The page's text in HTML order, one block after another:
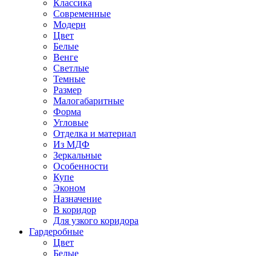
Классика
Современные
Модерн
Цвет
Белые
Венге
Светлые
Темные
Размер
Малогабаритные
Форма
Угловые
Отделка и материал
Из МДФ
Зеркальные
Особенности
Купе
Эконом
Назначение
В коридор
Для узкого коридора
Гардеробные
Цвет
Белые